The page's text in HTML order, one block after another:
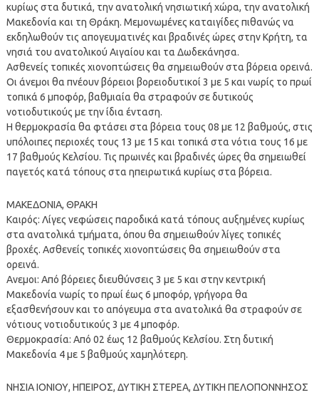
κυρίως στα δυτικά, την ανατολική νησιωτική χώρα, την ανατολική
Μακεδονία και τη Θράκη. Μεμονωμένες καταιγίδες πιθανώς να
εκδηλωθούν τις απογευματινές και βραδινές ώρες στην Κρήτη, τα
νησιά του ανατολικού Αιγαίου και τα Δωδεκάνησα.
Ασθενείς τοπικές χιονοπτώσεις θα σημειωθούν στα βόρεια ορεινά.
Οι άνεμοι θα πνέουν βόρειοι βορειοδυτικοί 3 με 5 και νωρίς το πρωί
τοπικά 6 μποφόρ, βαθμιαία θα στραφούν σε δυτικούς
νοτιοδυτικούς με την ίδια ένταση.
Η θερμοκρασία θα φτάσει στα βόρεια τους 08 με 12 βαθμούς, στις
υπόλοιπες περιοχές τους 13 με 15 και τοπικά στα νότια τους 16 με
17 βαθμούς Κελσίου. Τις πρωινές και βραδινές ώρες θα σημειωθεί
παγετός κατά τόπους στα ηπειρωτικά κυρίως στα βόρεια.
ΜΑΚΕΔΟΝΙΑ, ΘΡΑΚΗ
Καιρός: Λίγες νεφώσεις παροδικά κατά τόπους αυξημένες κυρίως
στα ανατολικά τμήματα, όπου θα σημειωθούν λίγες τοπικές
βροχές. Ασθενείς τοπικές χιονοπτώσεις θα σημειωθούν στα
ορεινά.
Ανεμοι: Από βόρειες διευθύνσεις 3 με 5 και στην κεντρική
Μακεδονία νωρίς το πρωί έως 6 μποφόρ, γρήγορα θα
εξασθενήσουν και το απόγευμα στα ανατολικά θα στραφούν σε
νότιους νοτιοδυτικούς 3 με 4 μποφόρ.
Θερμοκρασία: Από 02 έως 12 βαθμούς Κελσίου. Στη δυτική
Μακεδονία 4 με 5 βαθμούς χαμηλότερη.
ΝΗΣΙΑ ΙΟΝΙΟΥ, ΗΠΕΙΡΟΣ, ΔΥΤΙΚΗ ΣΤΕΡΕΑ, ΔΥΤΙΚΗ ΠΕΛΟΠΟΝΝΗΣΟΣ